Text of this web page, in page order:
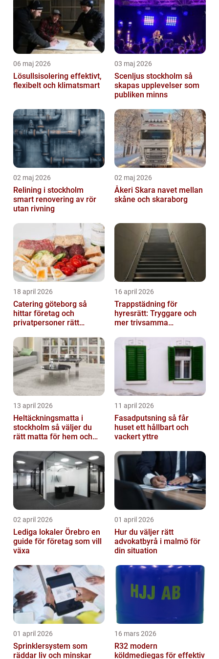
06 maj 2026
Lösullsisolering effektivt,
flexibelt och klimatsmart
03 maj 2026
Scenljus stockholm så
skapas upplevelser som
publiken minns
02 maj 2026
Relining i stockholm
smart renovering av rör
utan rivning
02 maj 2026
Åkeri Skara navet mellan
skåne och skaraborg
18 april 2026
Catering göteborg så
hittar företag och
privatpersoner rätt
16 april 2026
Trappstädning för
hyresrätt: Tryggare och
mer trivsamma
13 april 2026
Heltäckningsmatta i
stockholm så väljer du
rätt matta för hem och
11 april 2026
Fasadputsning så får
huset ett hållbart och
vackert yttre
02 april 2026
Lediga lokaler Örebro en
guide för företag som vill
växa
01 april 2026
Hur du väljer rätt
advokatbyrå i malmö för
din situation
01 april 2026
Sprinklersystem som
räddar liv och minskar
16 mars 2026
R32 modern
köldmediegas för effektiv